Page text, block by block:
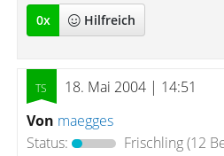
0x Hilfreich
18. Mai 2004 | 14:51
Von maegges
Status:
Frischling(12